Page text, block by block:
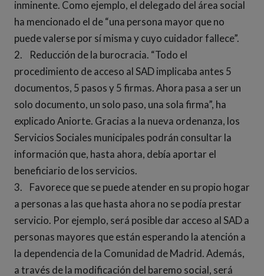
inminente. Como ejemplo, el delegado del área social
ha mencionado el de “una persona mayor que no
puede valerse por sí misma y cuyo cuidador fallece”.
2. Reducción de la burocracia. “Todo el
procedimiento de acceso al SAD implicaba antes 5
documentos, 5 pasos y 5 firmas. Ahora pasa a ser un
solo documento, un solo paso, una sola firma”, ha
explicado Aniorte. Gracias a la nueva ordenanza, los
Servicios Sociales municipales podrán consultar la
información que, hasta ahora, debía aportar el
beneficiario de los servicios.
3. Favorece que se puede atender en su propio hogar
a personas a las que hasta ahora no se podía prestar
servicio. Por ejemplo, será posible dar acceso al SAD a
personas mayores que están esperando la atención a
la dependencia de la Comunidad de Madrid. Además,
a través de la modificación del baremo social, será